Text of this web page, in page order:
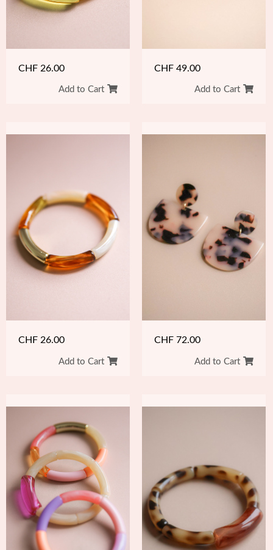
CHF 26.00
Add to Cart
CHF 49.00
Add to Cart
CHF 26.00
Add to Cart
CHF 72.00
Add to Cart